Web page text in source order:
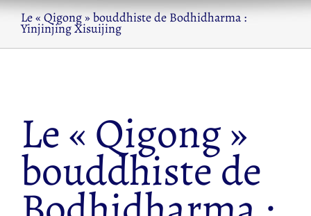
Le « Qigong » bouddhiste de Bodhidharma :
Yinjinjing Xisuijing
Le « Qigong »
bouddhiste de